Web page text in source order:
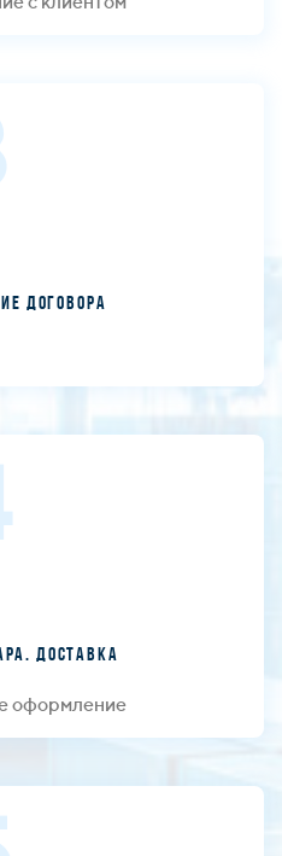
договора
Доставка
оформление